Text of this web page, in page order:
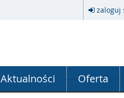
zaloguj
Aktualności Oferta